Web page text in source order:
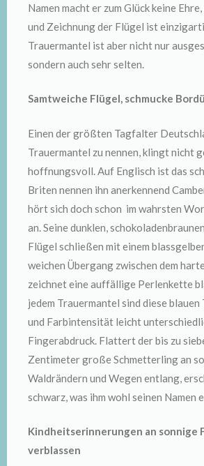
Namen macht er zum Glück keine
und Zeichnung der Flügel ist
Trauermantel ist aber nicht nur
sondern auch sehr selten.
Samtweiche Flügel, schmucke
Einen der größten Tagfalter
Trauermantel zu nennen, klingt nicht
hoffnungsvoll. Auf Englisch ist das
Briten nennen ihn anerkennend
hört sich doch schon  im wahrsten
an. Seine dunklen,
Flügel schließen mit einem
weichen Übergang zwischen dem
zeichnet eine auffällige Perlenkette
jedem Trauermantel sind diese
und Farbintensität leicht
Fingerabdruck. Flattert der bis zu
Zentimeter große Schmetterling an
Waldrändern und Wegen entlang,
schwarz, was ihm wohl seinen Namen
Kindheitserinnerungen an sonnige
verblassen